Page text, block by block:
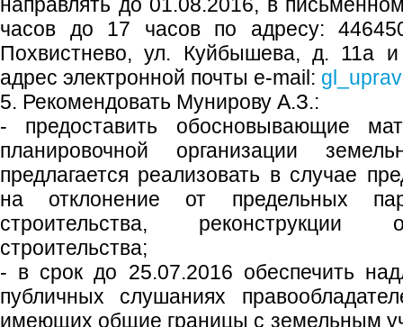
часов до 17 часов по адресу:
Похвистнево, ул. Куйбышева, д. 11а
адрес электронной почты e-mail:
5. Рекомендовать Мунирову А.З.:
- предоставить обосновывающие
планировочной организации
предлагается реализовать в случае
на отклонение от предельных
строительства, реконструкции
строительства;
- в срок до 25.07.2016 обеспечить
публичных слушаниях
имеющих общие границы с земельным